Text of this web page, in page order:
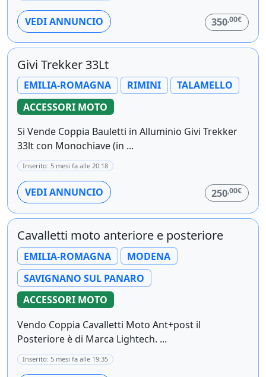
VEDI ANNUNCIO 350,00€
Givi Trekker 33Lt
EMILIA-ROMAGNA RIMINI
TALAMELLO
ACCESSORI MOTO
Si Vende Coppia Bauletti in Alluminio Givi Trekker
33lt con Monochiave (in ...
Inserito: 5 mesi fa alle 20:18
VEDI ANNUNCIO 250,00€
Cavalletti moto anteriore e posteriore
EMILIA-ROMAGNA
MODENA
SAVIGNANO SUL PANARO
ACCESSORI MOTO
Vendo Coppia Cavalletti Moto Ant+post il
Posteriore è di Marca Lightech. ...
Inserito: 5 mesi fa alle 19:35